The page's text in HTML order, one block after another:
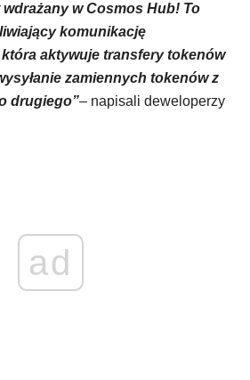
w Cosmos Hub! To
komunikację
aktywuje transfery tokenów
zamiennych tokenów z
drugiego”– napisali deweloperzy
ad